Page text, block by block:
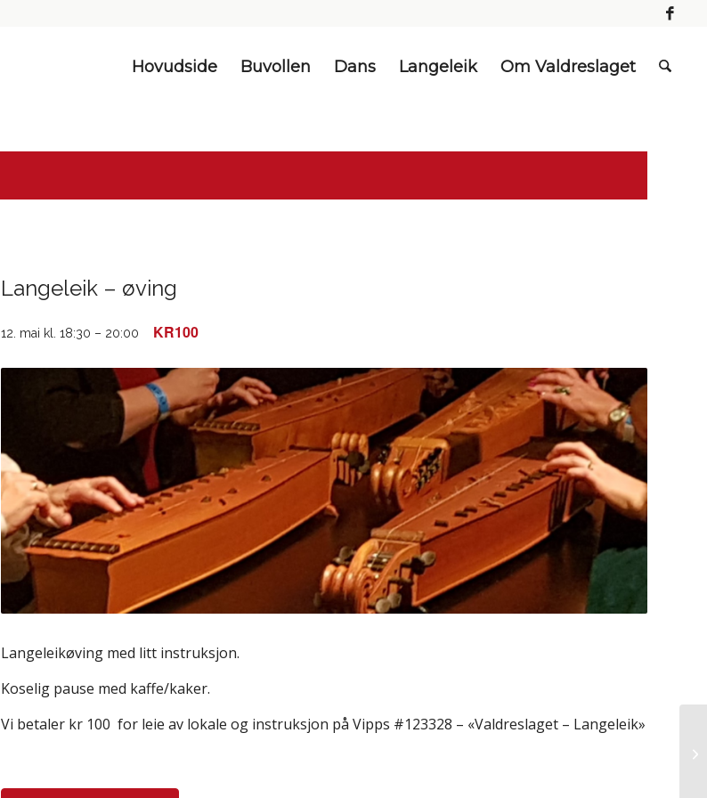
Hovudside Buvollen Dans Langeleik Om Valdreslaget
Langeleik – øving
12. mai kl. 18:30 – 20:00 KR100
Langeleikøving med litt instruksjon.
Koselig pause med kaffe/kaker.
Vi betaler kr 100 for leie av lokale og instruksjon på Vipps #123328 – «Valdreslaget – Langeleik»